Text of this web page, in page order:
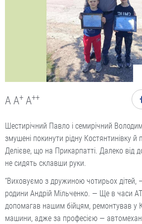
A A+ A++
Шестирічний Павло і семирічний
змушені покинути рідну Костянтинівку й
Делієве, що на Прикарпатті. Далеко від
не сидять склавши руки.
“Виховуємо з дружиною чотирьох дітей,
родини Анд­рій Мільченко. — Ще в часи
допомагав нашим бійцям, ремонтував у
машини, адже за професією —